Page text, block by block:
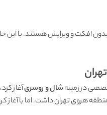
افکت و ویرایش هستند. با این
شال و روسری